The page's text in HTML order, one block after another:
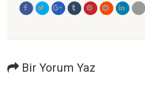
Bir Yorum Yaz